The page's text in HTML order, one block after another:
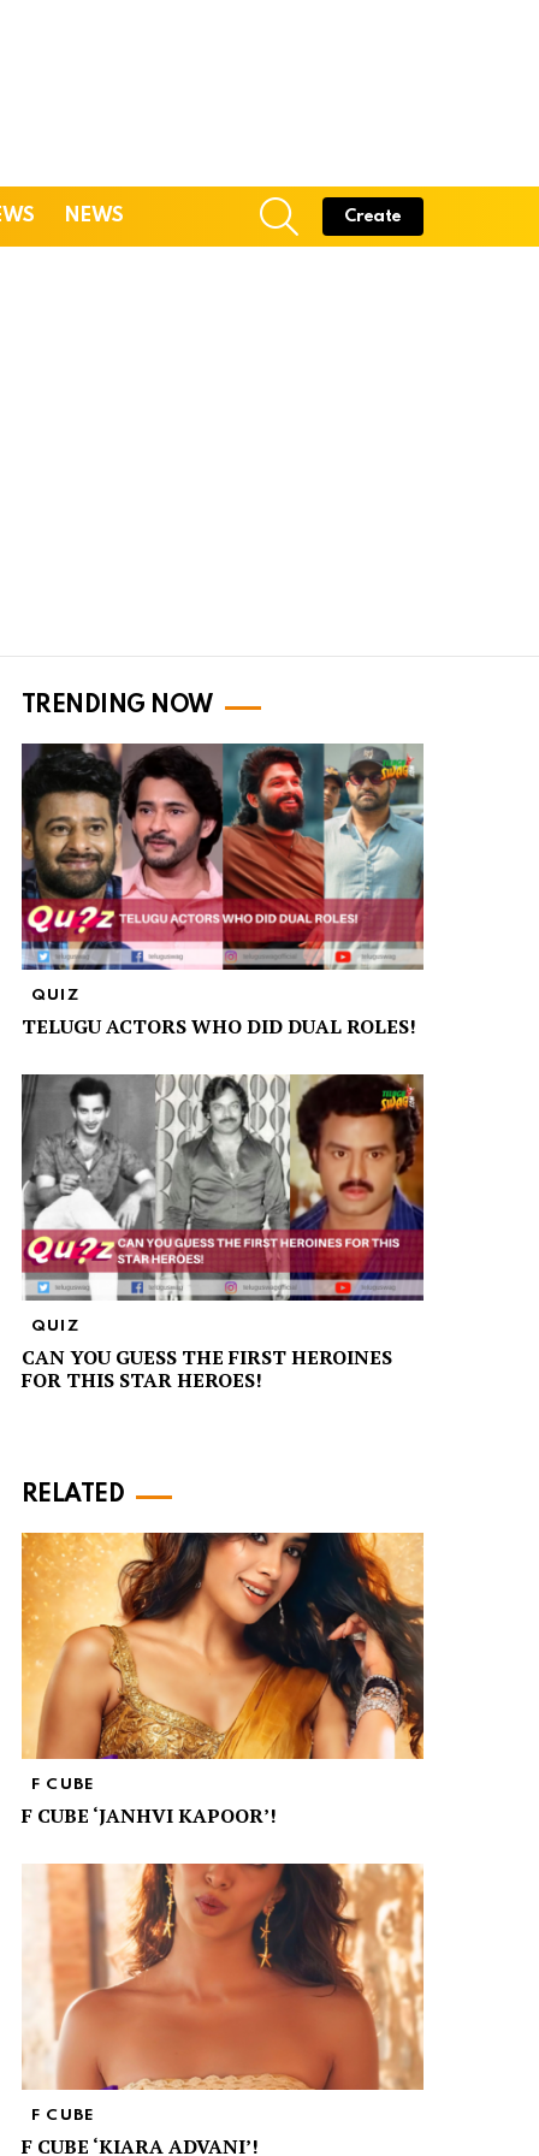
NEWS
SEARCH
Create
TRENDING NOW
QUIZ
TELUGU ACTORS WHO DID DUAL ROLES!
QUIZ
CAN YOU GUESS THE FIRST HEROINES
FOR THIS STAR HEROES!
RELATED
F CUBE
F CUBE ‘JANHVI KAPOOR’!
F CUBE
F CUBE ‘KIARA ADVANI’!